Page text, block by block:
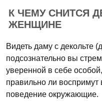
К ЧЕМУ СНИТСЯ
ЖЕНЩИНЕ
Видеть даму с декольте
подсознательно вы
уверенной в себе
правильно ли
поведение окружающие.